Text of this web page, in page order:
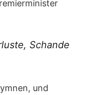
Schande
und